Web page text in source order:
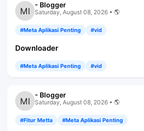
- Blogger
Saturday, August 08, 2026 • 🌎
#Meta Aplikasi Penting #vid
Downloader
#Meta Aplikasi Penting #vid
- Blogger
Saturday, August 08, 2026 • 🌎
#Fitur Metta #Meta Aplikasi Penting